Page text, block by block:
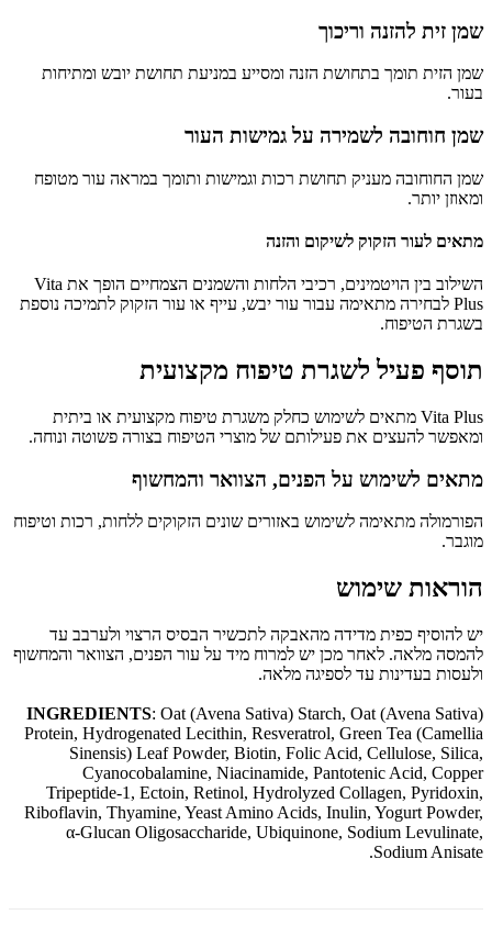
שמן זית להזנה וריכוך
שמן הזית תומך בתחושת הזנה ומסייע במניעת תחושת יובש ומתיחות
בעור.
שמן חוחובה לשמירה על גמישות העור
שמן החוחובה מעניק תחושת רכות וגמישות ותומך במראה עור מטופח
ומאוזן יותר.
מתאים לעור הזקוק לשיקום והזנה
השילוב בין הויטמינים, רכיבי הלחות והשמנים הצמחיים הופך את Vita
Plus לבחירה מתאימה עבור עור יבש, עייף או עור הזקוק לתמיכה נוספת
בשגרת הטיפוח.
תוסף פעיל לשגרת טיפוח מקצועית
Vita Plus מתאים לשימוש כחלק משגרת טיפוח מקצועית או ביתית
ומאפשר להעצים את פעילותם של מוצרי הטיפוח בצורה פשוטה ונוחה.
מתאים לשימוש על הפנים, הצוואר והמחשוף
הפורמולה מתאימה לשימוש באזורים שונים הזקוקים ללחות, רכות וטיפוח
מוגבר.
הוראות שימוש
יש להוסיף כפית מדידה מהאבקה לתכשיר הבסיס הרצוי ולערבב עד
להמסה מלאה. לאחר מכן יש למרוח מיד על עור הפנים, הצוואר והמחשוף
ולעסות בעדינות עד לספיגה מלאה.
INGREDIENTS: Oat (Avena Sativa) Starch, Oat (Avena Sativa)
Protein, Hydrogenated Lecithin, Resveratrol, Green Tea (Camellia
Sinensis) Leaf Powder, Biotin, Folic Acid, Cellulose, Silica,
Cyanocobalamine, Niacinamide, Pantotenic Acid, Copper
Tripeptide-1, Ectoin, Retinol, Hydrolyzed Collagen, Pyridoxin,
Riboflavin, Thyamine, Yeast Amino Acids, Inulin, Yogurt Powder,
α-Glucan Oligosaccharide, Ubiquinone, Sodium Levulinate,
Sodium Anisate.